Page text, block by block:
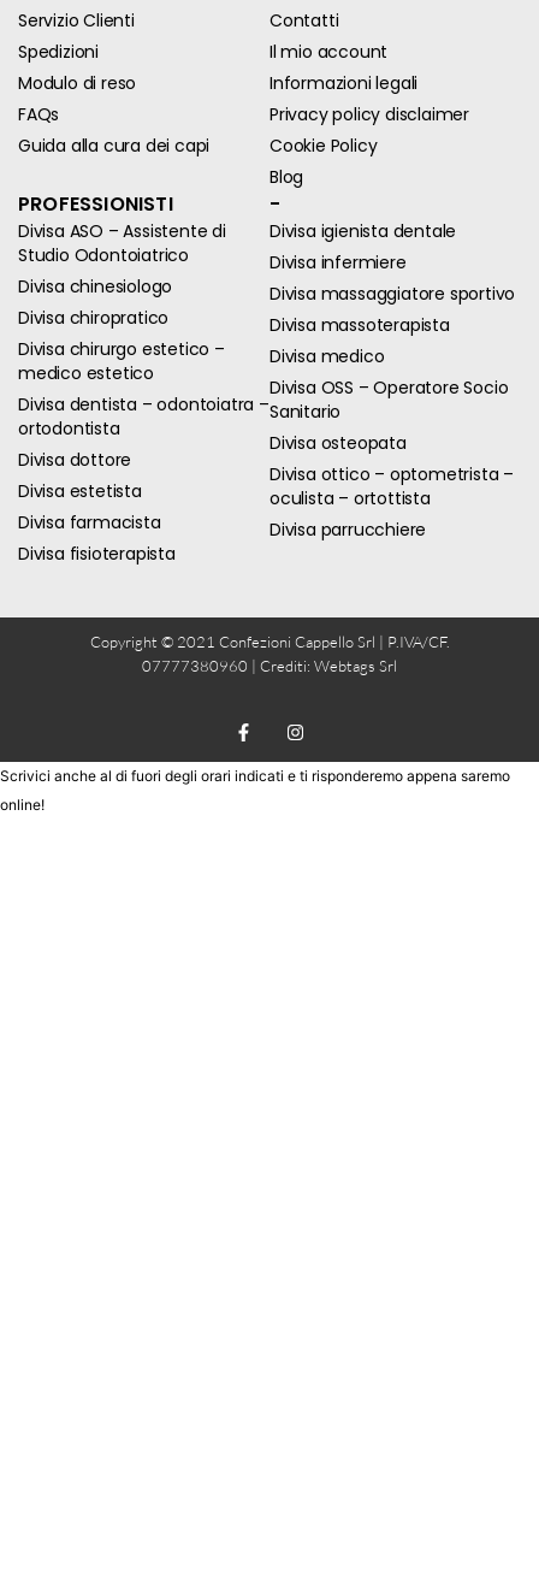
Servizio Clienti
Spedizioni
Modulo di reso
FAQs
Guida alla cura dei capi
Contatti
Il mio account
Informazioni legali
Privacy policy disclaimer
Cookie Policy
Blog
PROFESSIONISTI
Divisa ASO – Assistente di
Studio Odontoiatrico
Divisa chinesiologo
Divisa chiropratico
Divisa chirurgo estetico –
medico estetico
Divisa dentista – odontoiatra –
ortodontista
Divisa dottore
Divisa estetista
Divisa farmacista
Divisa fisioterapista
-
Divisa igienista dentale
Divisa infermiere
Divisa massaggiatore sportivo
Divisa massoterapista
Divisa medico
Divisa OSS – Operatore Socio
Sanitario
Divisa osteopata
Divisa ottico – optometrista –
oculista – ortottista
Divisa parrucchiere
Copyright © 2021 Confezioni Cappello Srl | P.IVA/CF.
07777380960 | Crediti: Webtags Srl
Scrivici anche al di fuori degli orari indicati e ti risponderemo appena saremo
online!